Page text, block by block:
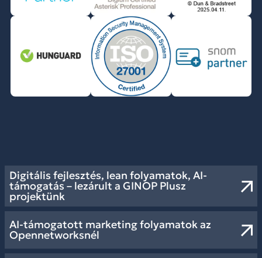
Digitális fejlesztés, lean folyamatok, AI-
támogatás – lezárult a GINOP Plusz
projektünk
AI-támogatott marketing folyamatok az
Opennetworksnél